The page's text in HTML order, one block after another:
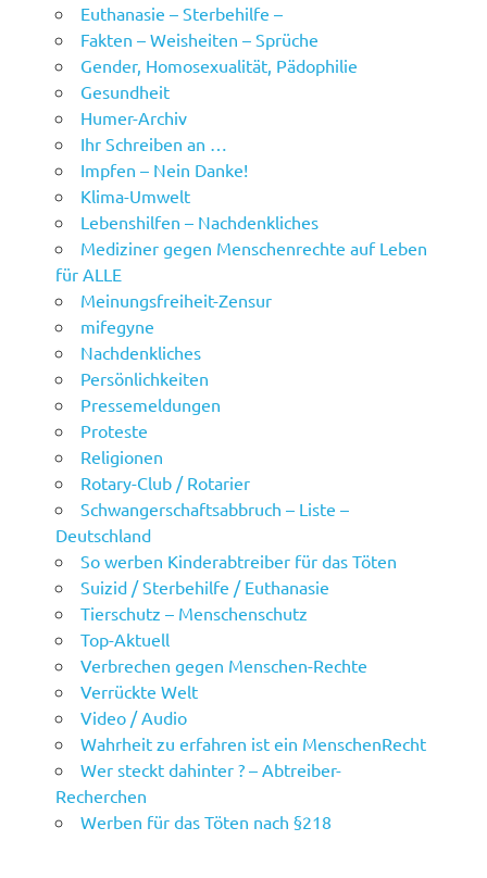
Euthanasie – Sterbehilfe –
Fakten – Weisheiten – Sprüche
Gender, Homosexualität, Pädophilie
Gesundheit
Humer-Archiv
Ihr Schreiben an …
Impfen – Nein Danke!
Klima-Umwelt
Lebenshilfen – Nachdenkliches
Mediziner gegen Menschenrechte auf Leben
für ALLE
Meinungsfreiheit-Zensur
mifegyne
Nachdenkliches
Persönlichkeiten
Pressemeldungen
Proteste
Religionen
Rotary-Club / Rotarier
Schwangerschaftsabbruch – Liste –
Deutschland
So werben Kinderabtreiber für das Töten
Suizid / Sterbehilfe / Euthanasie
Tierschutz – Menschenschutz
Top-Aktuell
Verbrechen gegen Menschen-Rechte
Verrückte Welt
Video / Audio
Wahrheit zu erfahren ist ein MenschenRecht
Wer steckt dahinter ? – Abtreiber-
Recherchen
Werben für das Töten nach §218